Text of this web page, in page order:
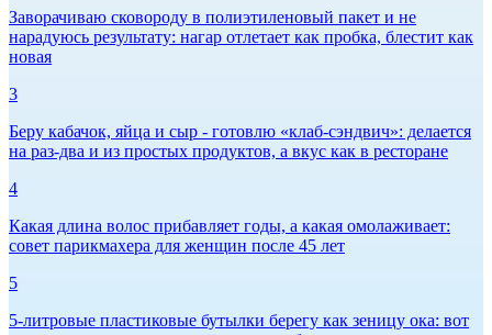
Заворачиваю сковороду в полиэтиленовый пакет и не
нарадуюсь результату: нагар отлетает как пробка, блестит как
новая
3
Беру кабачок, яйца и сыр - готовлю «клаб-сэндвич»: делается
на раз-два и из простых продуктов, а вкус как в ресторане
4
Какая длина волос прибавляет годы, а какая омолаживает:
совет парикмахера для женщин после 45 лет
5
5-литровые пластиковые бутылки берегу как зеницу ока: вот